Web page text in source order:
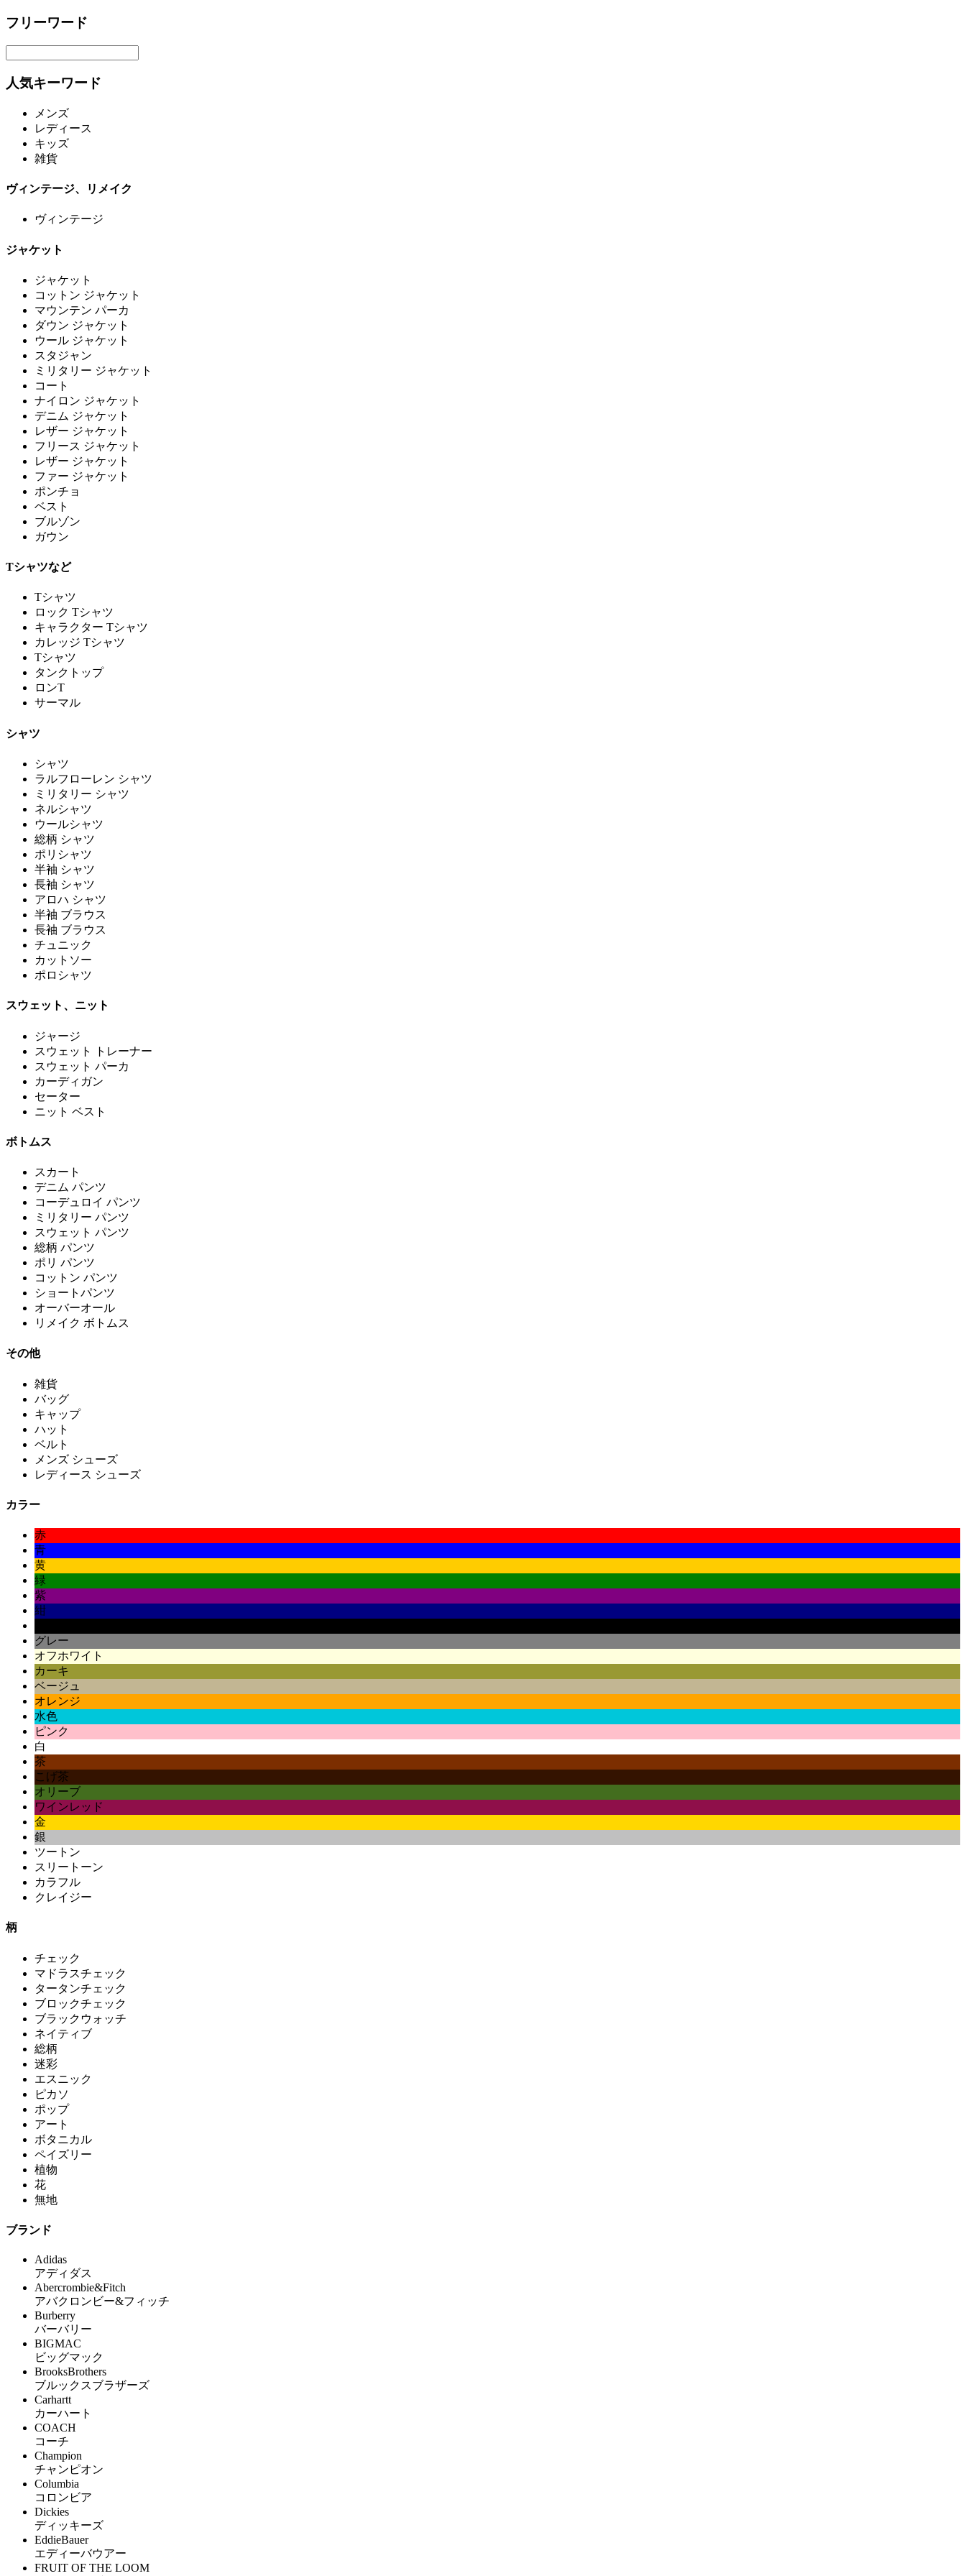
フリーワード
人気キーワード
メンズ
レディース
キッズ
雑貨
ヴィンテージ、リメイク
ヴィンテージ
ジャケット
ジャケット
コットン ジャケット
マウンテン パーカ
ダウン ジャケット
ウール ジャケット
スタジャン
ミリタリー ジャケット
コート
ナイロン ジャケット
デニム ジャケット
レザー ジャケット
フリース ジャケット
レザー ジャケット
ファー ジャケット
ポンチョ
ベスト
ブルゾン
ガウン
Tシャツなど
Tシャツ
ロック Tシャツ
キャラクター Tシャツ
カレッジ Tシャツ
Tシャツ
タンクトップ
ロンT
サーマル
シャツ
シャツ
ラルフローレン シャツ
ミリタリー シャツ
ネルシャツ
ウールシャツ
総柄 シャツ
ポリシャツ
半袖 シャツ
長袖 シャツ
アロハ シャツ
半袖 ブラウス
長袖 ブラウス
チュニック
カットソー
ポロシャツ
スウェット、ニット
ジャージ
スウェット トレーナー
スウェット パーカ
カーディガン
セーター
ニット ベスト
ボトムス
スカート
デニム パンツ
コーデュロイ パンツ
ミリタリー パンツ
スウェット パンツ
総柄 パンツ
ポリ パンツ
コットン パンツ
ショートパンツ
オーバーオール
リメイク ボトムス
その他
雑貨
バッグ
キャップ
ハット
ベルト
メンズ シューズ
レディース シューズ
カラー
赤
青
黄
緑
紫
紺
グレー
オフホワイト
カーキ
ベージュ
オレンジ
水色
ピンク
白
茶
こげ茶
オリーブ
ワインレッド
金
銀
ツートン
スリートーン
カラフル
クレイジー
柄
チェック
マドラスチェック
タータンチェック
ブロックチェック
ブラックウォッチ
ネイティブ
総柄
迷彩
エスニック
ピカソ
ポップ
アート
ボタニカル
ペイズリー
植物
花
無地
ブランド
Adidas
アディダス
Abercrombie&Fitch
アバクロンビー&フィッチ
Burberry
バーバリー
BIGMAC
ビッグマック
BrooksBrothers
ブルックスブラザーズ
Carhartt
カーハート
COACH
コーチ
Champion
チャンピオン
Columbia
コロンビア
Dickies
ディッキーズ
EddieBauer
エディーバウアー
FRUIT OF THE LOOM